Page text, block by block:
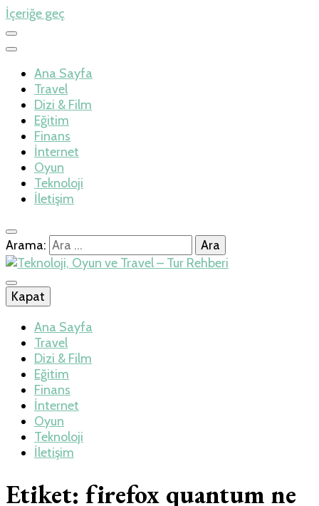
İçeriğe geç
Ana Sayfa
Travel
Dizi & Film
Eğitim
Finans
İnternet
Oyun
Teknoloji
İletişim
Arama:
Teknoloji, Oyun
ve Travel – Tur
Rehberi
İlkseviye
Kapat
Ana Sayfa
Travel
Dizi & Film
Eğitim
Finans
İnternet
Oyun
Teknoloji
İletişim
Etiket: firefox quantum ne